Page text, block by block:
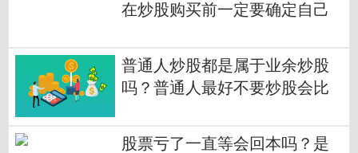
在炒股购买前一定要确定自己
普通人炒股都是属于业余炒股
吗？普通人最好不要炒股会比
股票亏了一直等会回本吗？是